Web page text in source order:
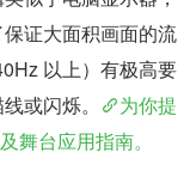
证大面积画面的流
以上）有极高要
或闪烁。
为你提
舞台应用指南。